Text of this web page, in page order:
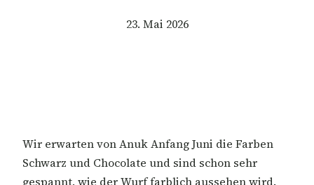
23. Mai 2026
Wir erwarten von Anuk Anfang Juni die Farben
Schwarz und Chocolate und sind schon sehr
gespannt, wie der Wurf farblich aussehen wird.